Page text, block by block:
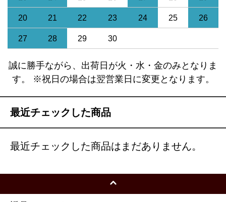
20 21 22 23 24 25 26
27 28 29 30
誠に勝手ながら、出荷日が火・水・金のみとなりま
す。 ※祝日の場合は翌営業日に変更となります。
最近チェックした商品
最近チェックした商品はまだありません。